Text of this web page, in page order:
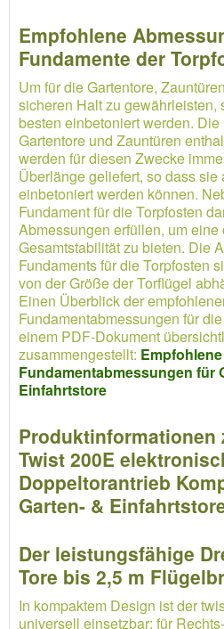
Empfohlene
Fundamente der
Um für die Gartentore,
sicheren Halt zu gewährleisten,
besten einbetoniert werden.
Gartentore und Zauntüren
werden für diesen Zwecke
Überlänge geliefert, so dass sie
einbetoniert werden können.
Fundament für die Torpfosten
Abmessungen erfüllen, um eine
Gesamtstabilität zu bieten. Die
Fundaments für die Torpfosten
von der Größe der Torflügel
Einen Überblick der
Fundamentabmessungen für
einem PDF-Dokument
zusammengestellt: Empfohlene
Fundamentabmessungen für
Einfahrtstore
Produktinformationen
Twist 200E
Doppeltorantrieb
Garten- &
Der leistungsfähige
Tore bis 2,5 m
In kompaktem Design ist der
universell einsetzbar: für